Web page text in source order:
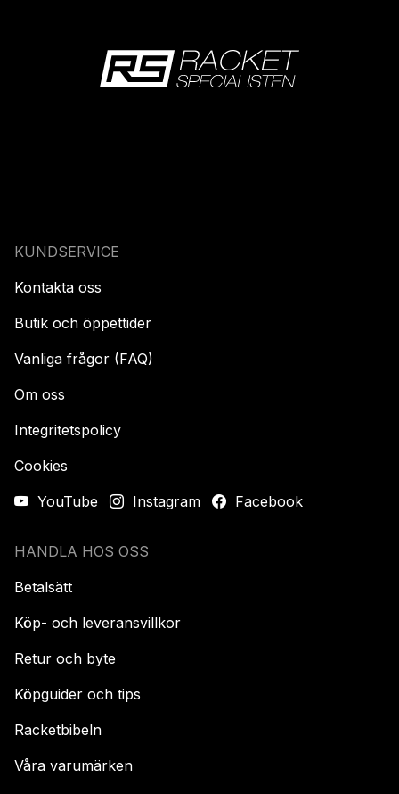
KUNDSERVICE
Kontakta oss
Butik och öppettider
Vanliga frågor (FAQ)
Om oss
Integritetspolicy
Cookies
YouTube
Instagram Facebook
HANDLA HOS OSS
Betalsätt
Köp- och leveransvillkor
Retur och byte
Köpguider och tips
Racketbibeln
Våra varumärken